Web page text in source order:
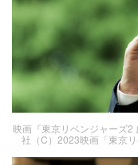
映画『東京リベンジャーズ2
社（C）2023映画「東京